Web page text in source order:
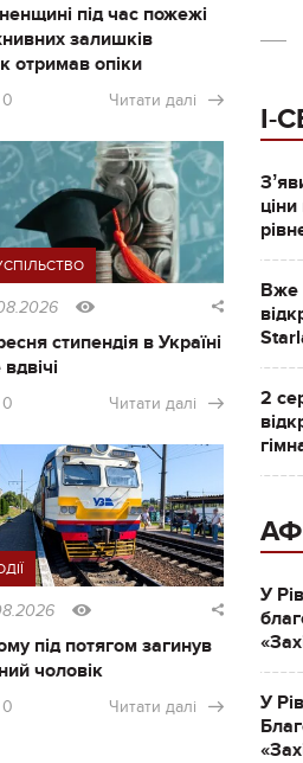
під час пожежі
залишків
отримав опіки
0 Читати далі
стипендія в Україні
0 Читати далі
під потягом загинув
чоловік
0 Читати далі
І-
Вже
2
У
У